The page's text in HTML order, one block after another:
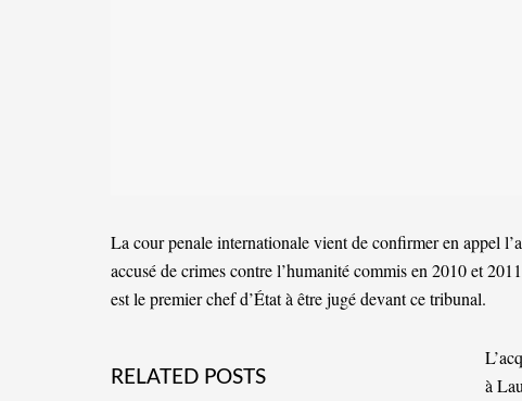
La cour penale internationale vient de confirmer en appel
accusé de crimes contre l’humanité commis en 2010 et
est le premier chef d’État à être jugé devant ce tribunal.
RELATED POSTS
à